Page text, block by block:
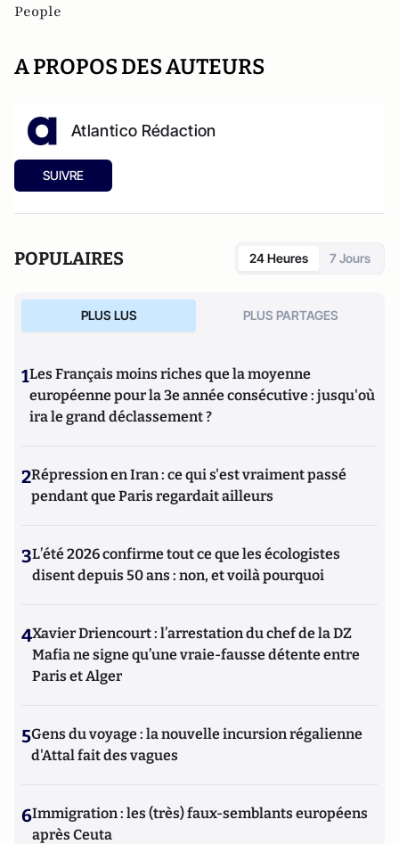
People
A PROPOS DES AUTEURS
Atlantico Rédaction
SUIVRE
POPULAIRES 24 Heures 7 Jours
PLUS LUS PLUS PARTAGES
1Les Français moins riches que la moyenne
européenne pour la 3e année consécutive : jusqu'où
ira le grand déclassement ?
2Répression en Iran : ce qui s'est vraiment passé
pendant que Paris regardait ailleurs
3L’été 2026 confirme tout ce que les écologistes
disent depuis 50 ans : non, et voilà pourquoi
4Xavier Driencourt : l’arrestation du chef de la DZ
Mafia ne signe qu’une vraie-fausse détente entre
Paris et Alger
5Gens du voyage : la nouvelle incursion régalienne
d'Attal fait des vagues
6Immigration : les (très) faux-semblants européens
après Ceuta